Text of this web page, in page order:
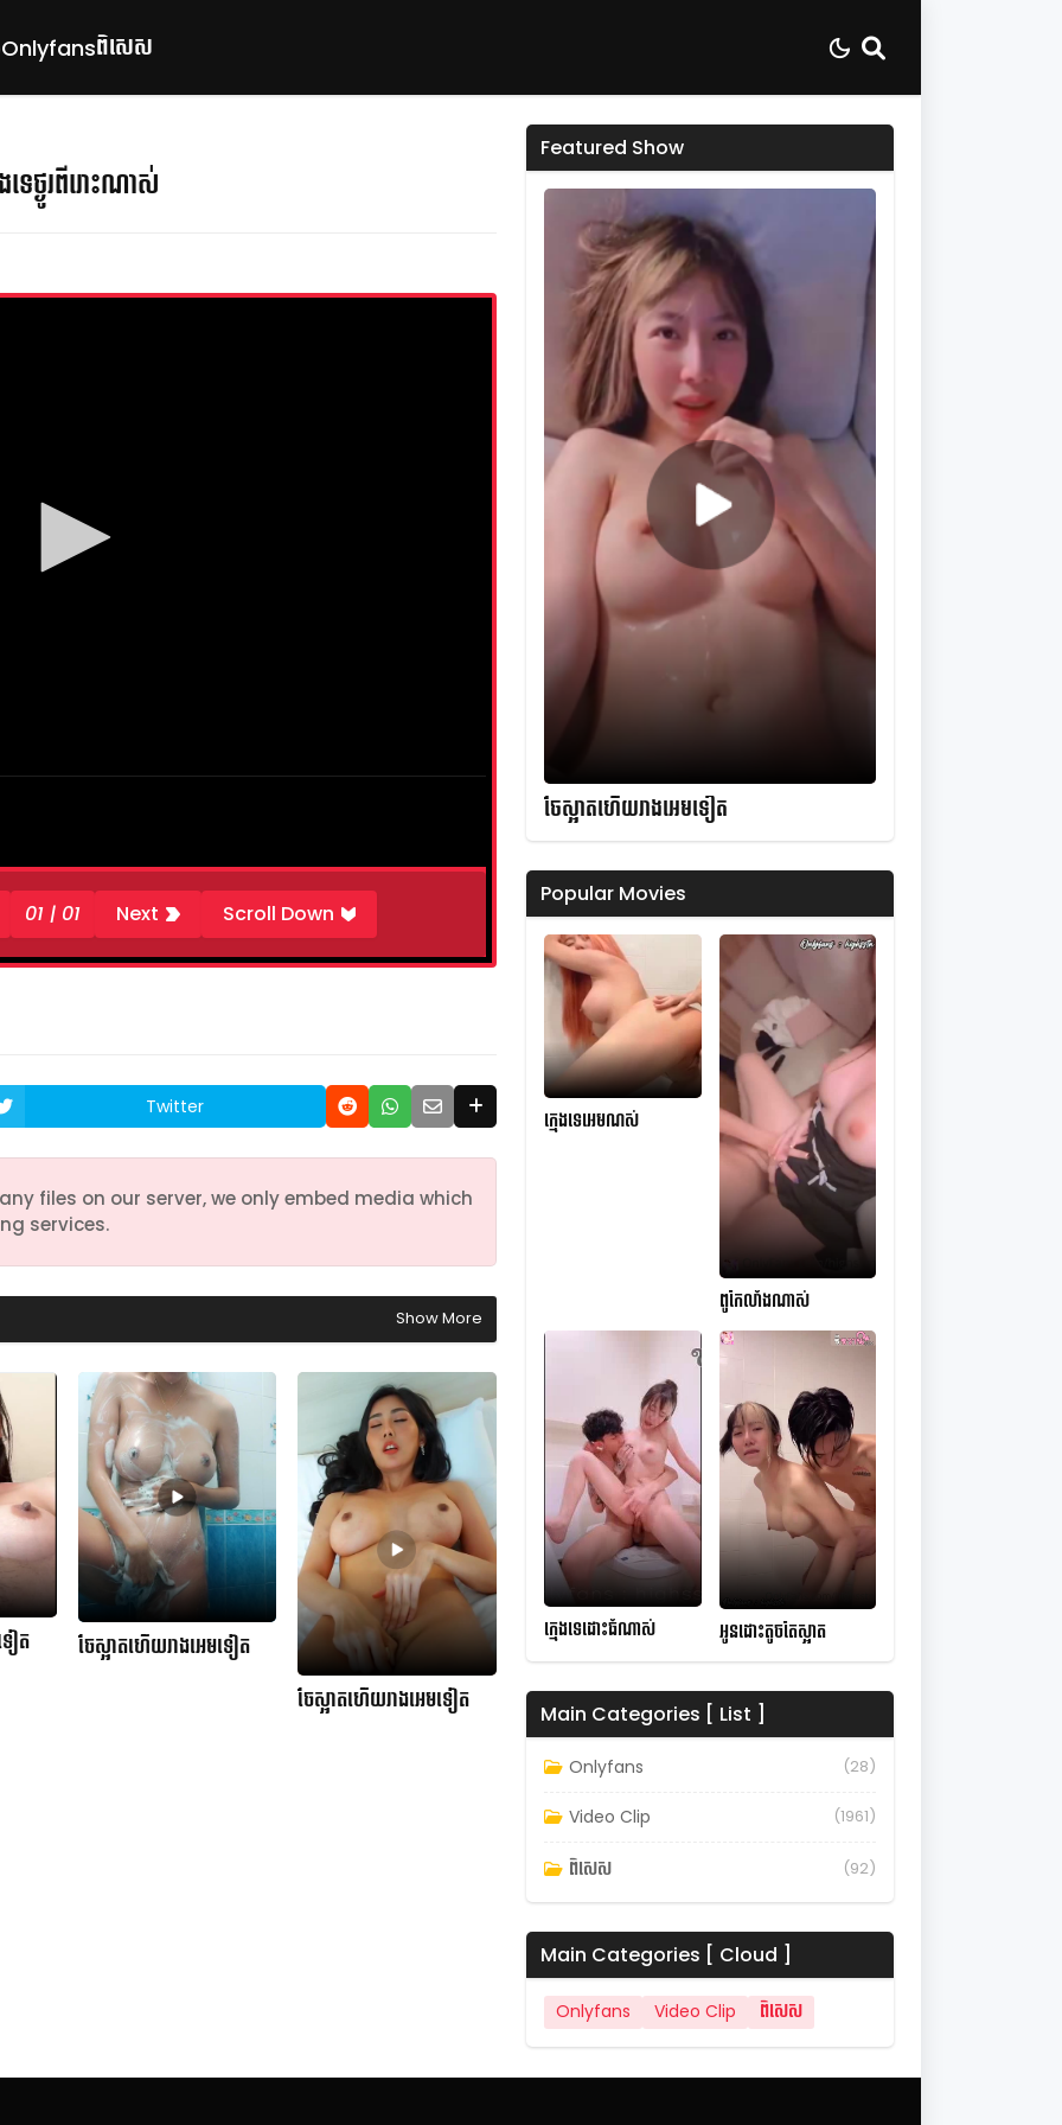
Onlyfansពិសេស
ងទេថ្ងូរពីរោះណាស់
01 | 01 Next Scroll Down
Twitter
files on our server, we only embed media which
services.
Show More
ៀត
ចែស្អាតហើយរាងអេមទៀត
ចែស្អាតហើយរាងអេមទៀត
Featured Show
ចែស្អាតហើយរាងអេមទៀត
Popular Movies
ក្មេងទេអេមណស់
ពូកែលាំងណាស់
ក្មេងទេដោះធំណាស់ អូនដោះតូចតែស្អាត
Main Categories [ List ]
Onlyfans (28)
Video Clip (1961)
ពិសេស (92)
Main Categories [ Cloud ]
Onlyfans Video Clip ពិសេស